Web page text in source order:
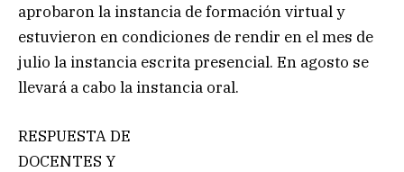
aprobaron la instancia de formación virtual y
estuvieron en condiciones de rendir en el mes de
julio la instancia escrita presencial. En agosto se
llevará a cabo la instancia oral.
RESPUESTA DE
DOCENTES Y